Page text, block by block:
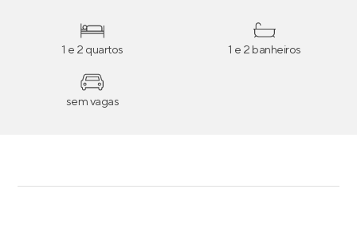
1 e 2 quartos 1 e 2 banheiros
sem vagas